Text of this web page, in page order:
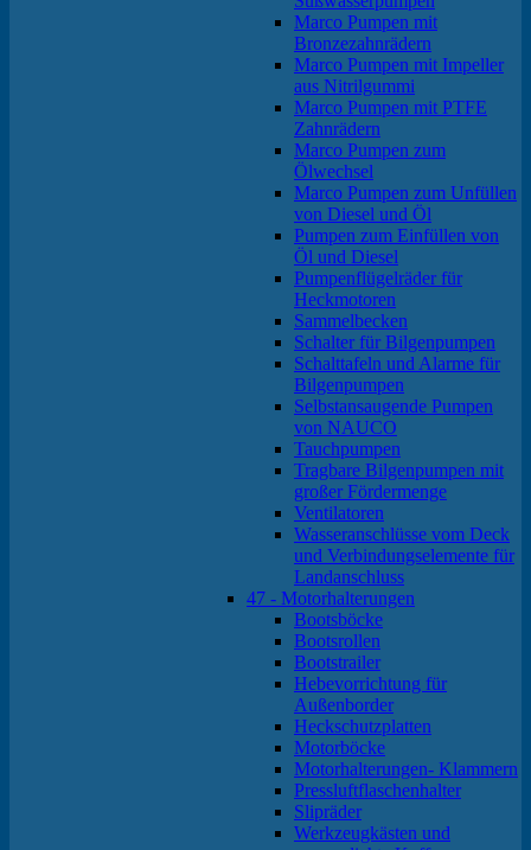
Marco Pumpen mit
Bronzezahnrädern
Marco Pumpen mit Impeller
aus Nitrilgummi
Marco Pumpen mit PTFE
Zahnrädern
Marco Pumpen zum
Ölwechsel
Marco Pumpen zum Unfüllen
von Diesel und Öl
Pumpen zum Einfüllen von
Öl und Diesel
Pumpenflügelräder für
Heckmotoren
Sammelbecken
Schalter für Bilgenpumpen
Schalttafeln und Alarme für
Bilgenpumpen
Selbstansaugende Pumpen
von NAUCO
Tauchpumpen
Tragbare Bilgenpumpen mit
großer Fördermenge
Ventilatoren
Wasseranschlüsse vom Deck
und Verbindungselemente für
Landanschluss
47 - Motorhalterungen
Bootsböcke
Bootsrollen
Bootstrailer
Hebevorrichtung für
Außenborder
Heckschutzplatten
Motorböcke
Motorhalterungen- Klammern
Pressluftflaschenhalter
Slipräder
Werkzeugkästen und